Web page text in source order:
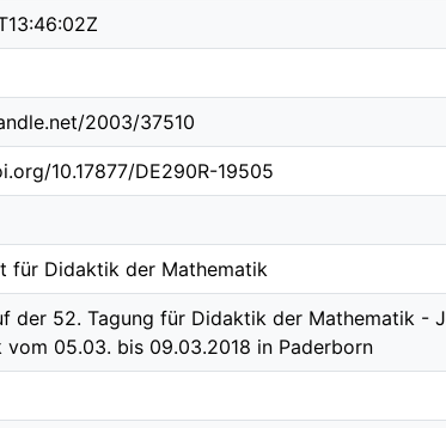
2003/37510
10.17877/DE290R-19505
für Didaktik der Mathematik
der 52. Tagung für Didaktik der Mathematik -
vom 05.03. bis 09.03.2018 in Paderborn